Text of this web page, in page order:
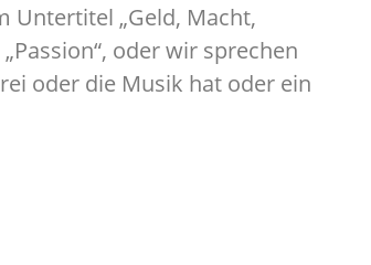
Untertitel „Geld, Macht,
oder wir sprechen
oder die Musik hat oder ein